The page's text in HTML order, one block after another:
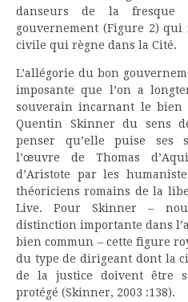
danseurs de la
gouvernement (Figure 2)
civile qui règne dans la Cité.
L’allégorie du bon
imposante que l’on a
souverain incarnant le bien
Quentin Skinner du sens
penser qu’elle puise ses
l’œuvre de Thomas
d’Aristote par les
théoriciens romains de la
Live. Pour Skinner –
distinction importante dans
bien commun – cette figure
du type de dirigeant dont la
de la justice doivent être
protégé (Skinner, 2003 :138).